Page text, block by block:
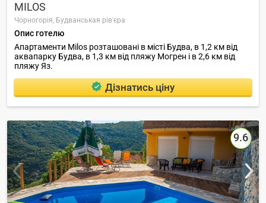
MILOS
Чорногорія, Будванськая рів'єра
Опис готелю
Апартаменти Milos розташовані в місті Будва, в 1,2 км від
аквапарку Будва, в 1,3 км від пляжу Могрен і в 2,6 км від
пляжу Яз.
Дізнатись ціну
9.6